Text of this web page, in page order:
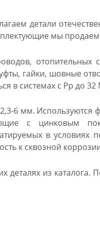
детали
мы
отопительных
гайки, шовные
в системах с Рр до
6 мм. Используются
с цинковым
в условиях
к сквозной
из каталога.